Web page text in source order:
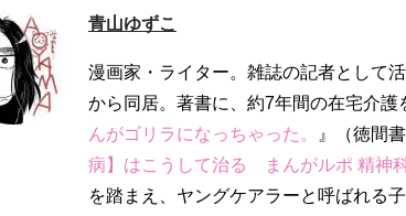
青山ゆずこ
漫画家・ライター。雑誌の記者として
から同居。著書に、約7年間の在宅介
んがゴリラになっちゃった。
』（徳間
病】はこうして治る まんがルポ 精神
を踏まえ、ヤングケアラーと呼ばれる